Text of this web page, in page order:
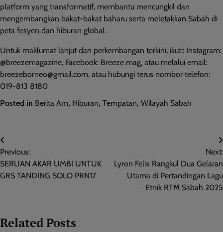
platform yang transformatif, membantu mencungkil dan
mengembangkan bakat-bakat baharu serta meletakkan Sabah di
peta fesyen dan hiburan global.
Untuk maklumat lanjut dan perkembangan terkini, ikuti: Instagram:
@breezemagazine, Facebook: Breeze mag, atau melalui email:
breezeborneo@gmail.com, atau hubungi terus nombor telefon:
019-813 8180
Posted in Berita Am, Hiburan, Tempatan, Wilayah Sabah
Post
navigation
Previous:
SERUAN AKAR UMBI UNTUK
GRS TANDING SOLO PRN17
Next:
Lyron Felix Rangkul Dua Gelaran
Utama di Pertandingan Lagu
Etnik RTM Sabah 2025
Related Posts